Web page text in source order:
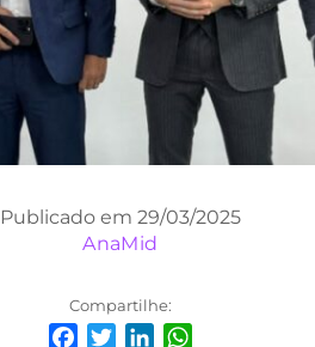
Publicado em 29/03/2025
AnaMid
Compartilhe: